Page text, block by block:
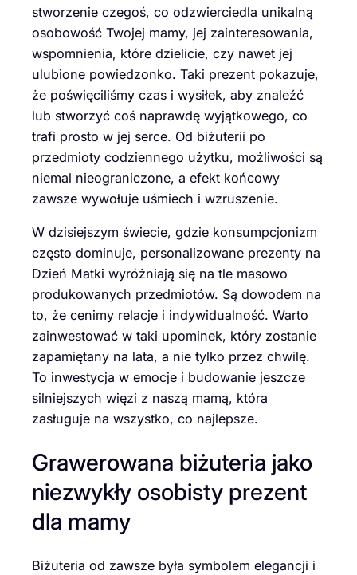
stworzenie czegoś, co odzwierciedla unikalną
osobowość Twojej mamy, jej zainteresowania,
wspomnienia, które dzielicie, czy nawet jej
ulubione powiedzonko. Taki prezent pokazuje,
że poświęciliśmy czas i wysiłek, aby znaleźć
lub stworzyć coś naprawdę wyjątkowego, co
trafi prosto w jej serce. Od biżuterii po
przedmioty codziennego użytku, możliwości są
niemal nieograniczone, a efekt końcowy
zawsze wywołuje uśmiech i wzruszenie.
W dzisiejszym świecie, gdzie konsumpcjonizm
często dominuje, personalizowane prezenty na
Dzień Matki wyróżniają się na tle masowo
produkowanych przedmiotów. Są dowodem na
to, że cenimy relacje i indywidualność. Warto
zainwestować w taki upominek, który zostanie
zapamiętany na lata, a nie tylko przez chwilę.
To inwestycja w emocje i budowanie jeszcze
silniejszych więzi z naszą mamą, która
zasługuje na wszystko, co najlepsze.
Grawerowana biżuteria jako
niezwykły osobisty prezent
dla mamy
Biżuteria od zawsze była symbolem elegancji i